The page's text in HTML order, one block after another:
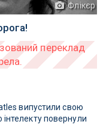
Флікєр
випустили свою
повернули